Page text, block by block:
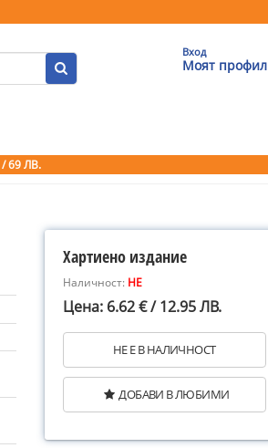
Вход
Моят профил
69 ЛВ.
Хартиено издание
Наличност: НЕ
Цена: 6.62 € / 12.95 ЛВ.
НЕ Е В НАЛИЧНОСТ
ДОБАВИ В ЛЮБИМИ